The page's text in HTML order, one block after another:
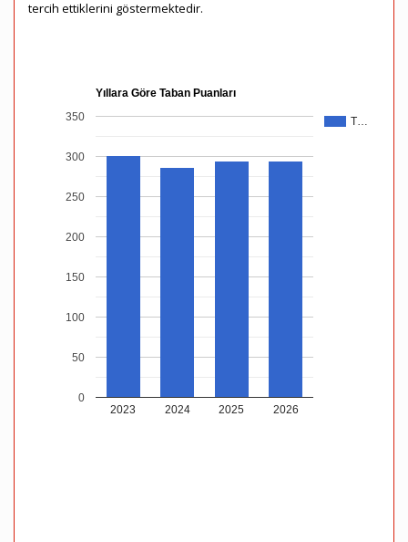
tercih ettiklerini göstermektedir.
Yıllara Göre Taban Puanları
T…
2023 2024 2025 2026
0
50
100
150
200
250
300
350